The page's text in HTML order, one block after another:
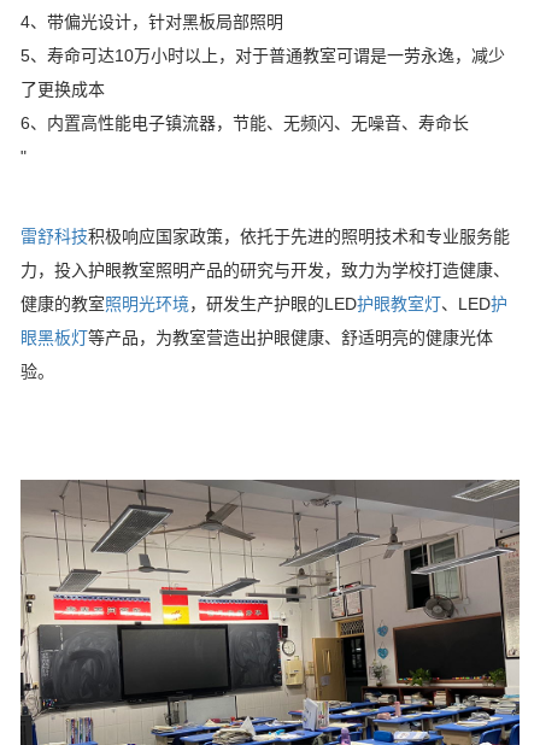
4、带偏光设计，针对黑板局部照明
5、寿命可达10万小时以上，对于普通教室可谓是一劳永逸，减少
了更换成本
6、内置高性能电子镇流器，节能、无频闪、无噪音、寿命长
"
雷舒科技积极响应国家政策，依托于先进的照明技术和专业服务能
力，投入护眼教室照明产品的研究与开发，致力为学校打造健康、
健康的教室照明光环境，研发生产护眼的LED护眼教室灯、LED护
眼黑板灯等产品，为教室营造出护眼健康、舒适明亮的健康光体
验。